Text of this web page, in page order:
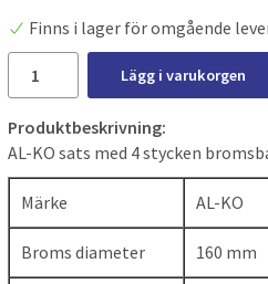
Finns i lager för omgående
Lägg i varukorgen
Produktbeskrivning:
AL-KO sats med 4 stycken
Märke AL-KO
Broms diameter 160 mm